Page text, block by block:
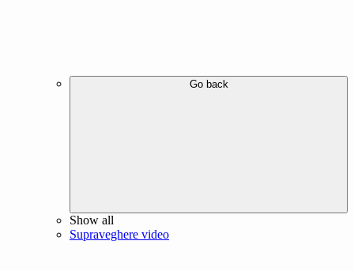
Go back
Show all
Supraveghere video